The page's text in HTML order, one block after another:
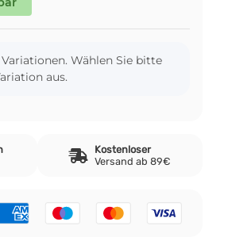
Wählen Sie bitte
aus.
Kostenloser
Versand ab 89€